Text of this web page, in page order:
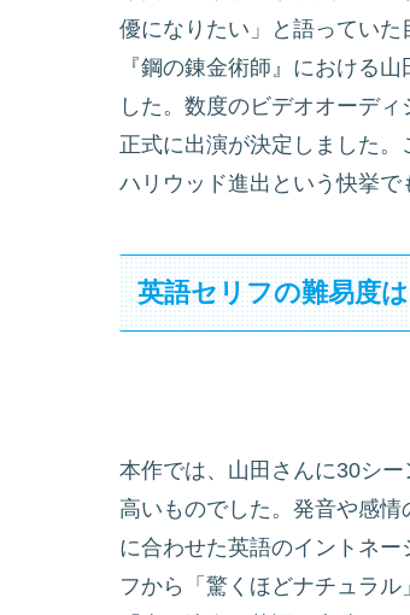
優になりたい」と語ってい
『鋼の錬金術師』における
した。数度のビデオオーデ
正式に出演が決定しました
ハリウッド進出という快挙で
英語セリフの難易度
本作では、山田さんに30シ
高いものでした。発音や感
に合わせた英語のイントネ
フから「驚くほどナチュラ